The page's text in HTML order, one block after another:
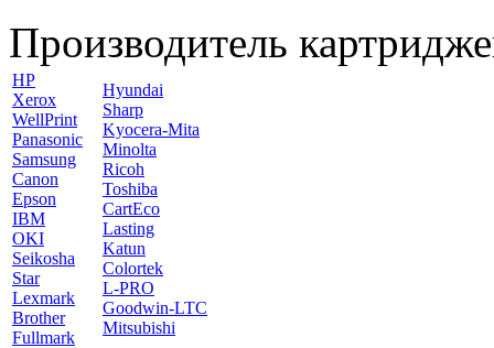
Производитель
HP
Xerox
WellPrint
Panasonic
Samsung
Canon
Epson
IBM
OKI
Seikosha
Star
Lexmark
Brother
Fullmark
Hyundai
Sharp
Kyocera-Mita
Minolta
Ricoh
Toshiba
CartEco
Lasting
Katun
Colortek
L-PRO
Goodwin-LTC
Mitsubishi